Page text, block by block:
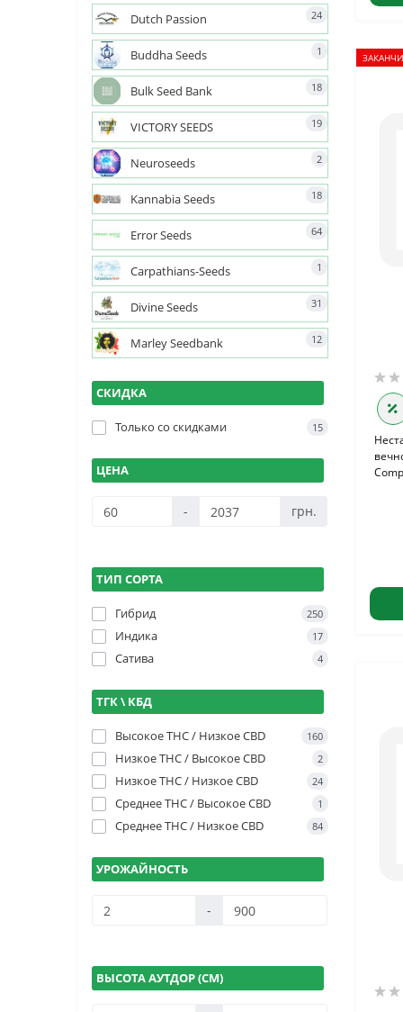
Dutch Passion 24
Buddha Seeds 1
Bulk Seed Bank 18
VICTORY SEEDS 19
Neuroseeds 2
Kannabia Seeds 18
Error Seeds 64
Carpathians-Seeds 1
Divine Seeds 31
Marley Seedbank 12
СКИДКА
Только со cкидками 15
ЦЕНА
- грн.
ТИП СОРТА
Гибрид 250
Индика 17
Сатива 4
ТГК \ КБД
Высокое THC / Низкое CBD 160
Низкое THC / Высокое CBD 2
Низкое THC / Низкое CBD 24
Среднее THC / Высокое CBD 1
Среднее THC / Низкое CBD 84
УРОЖАЙНОСТЬ
-
ВЫСОТА АУТДОР (СМ)